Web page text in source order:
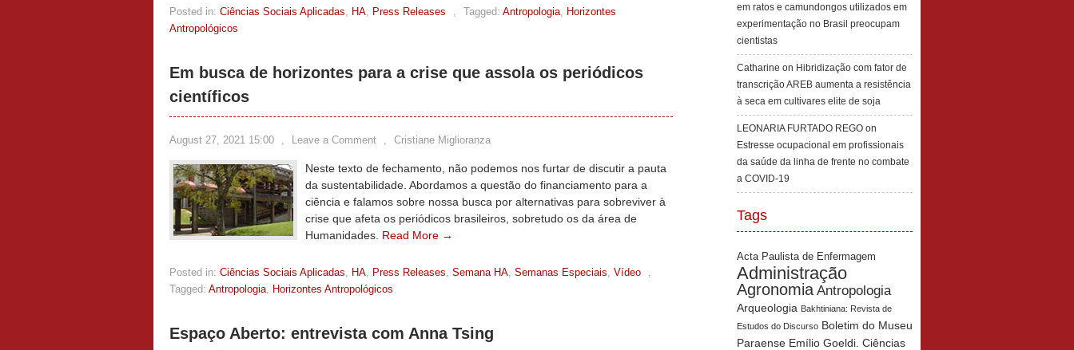
Posted in: Ciências Sociais Aplicadas, HA, Press Releases , Tagged: Antropologia, Horizontes
Antropológicos
Em busca de horizontes para a crise que assola os periódicos
científicos
August 27, 2021 15:00 , Leave a Comment , Cristiane Miglioranza
Neste texto de fechamento, não podemos nos furtar de discutir a pauta
da sustentabilidade. Abordamos a questão do financiamento para a
ciência e falamos sobre nossa busca por alternativas para sobreviver à
crise que afeta os periódicos brasileiros, sobretudo os da área de
Humanidades. Read More →
Posted in: Ciências Sociais Aplicadas, HA, Press Releases, Semana HA, Semanas Especiais, Vídeo
,
Tagged: Antropologia, Horizontes Antropológicos
Espaço Aberto: entrevista com Anna Tsing
em ratos e camundongos utilizados em
experimentação no Brasil preocupam
cientistas
Catharine on Hibridização com fator de
transcrição AREB aumenta a resistência
à seca em cultivares elite de soja
LEONARIA FURTADO REGO on
Estresse ocupacional em profissionais
da saúde da linha de frente no combate
a COVID-19
Tags
Acta Paulista de Enfermagem
Administração
Agronomia Antropologia
Arqueologia Bakhtiniana: Revista de
Estudos do Discurso Boletim do Museu
Paraense Emílio Goeldi. Ciências